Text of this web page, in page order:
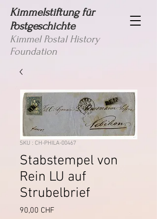
Kimmelstiftung für
Postgeschichte
Kimmel Postal History
Foundation
SKU : CH-PHILA-00467
Stabstempel von
Rein LU auf
Strubelbrief
90,00 CHF